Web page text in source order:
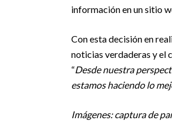
información en un sitio
Con esta decisión en
noticias verdaderas y el
“Desde nuestra
estamos haciendo lo
Imágenes: captura de